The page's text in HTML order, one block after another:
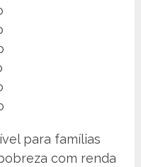
para famílias
com renda